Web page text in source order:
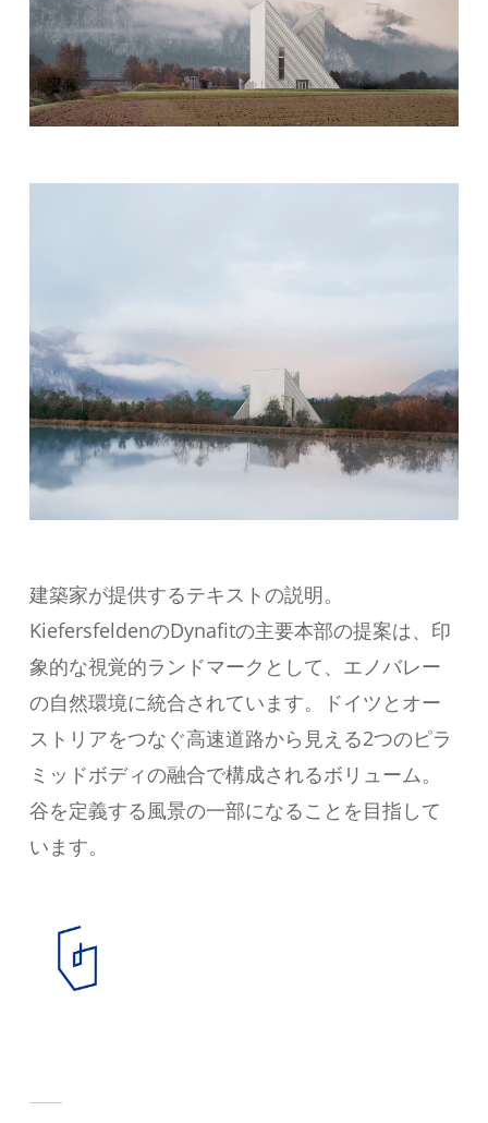
建築家が提供するテキストの説明。
KiefersfeldenのDynafitの主要本部の提案は、印
象的な視覚的ランドマークとして、エノバレー
の自然環境に統合されています。ドイツとオー
ストリアをつなぐ高速道路から見える2つのピラ
ミッドボディの融合で構成されるボリューム。
谷を定義する風景の一部になることを目指して
います。